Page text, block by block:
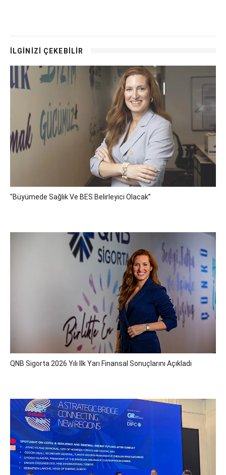
İLGİNİZİ ÇEKEBİLİR
"Büyümede Sağlık Ve BES Belirleyici Olacak”
QNB Sigorta 2026 Yılı Ilk Yarı Finansal Sonuçlarını Açıkladı